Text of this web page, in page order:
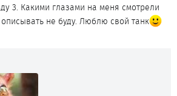
3. Какими глазами на меня смотрели
не буду. Люблю свой танк